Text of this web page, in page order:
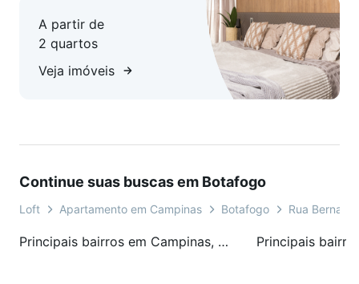
A partir de
2 quartos
Veja imóveis
Continue suas buscas em Botafogo
Loft Apartamento em Campinas Botafogo Rua
Principais bairros em Campinas, SP